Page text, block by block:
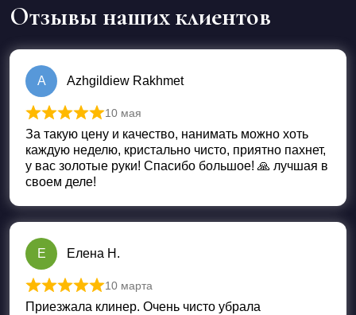
Отзывы наших клиентов
A Azhgildiew Rakhmet
Оценка
10 мая
За такую цену и качество, нанимать можно хоть
каждую неделю, кристально чисто, приятно пахнет,
у вас золотые руки! Спасибо большое! 🙏 лучшая в
своем деле!
Е Елена Н.
Оценка из 5
10 марта
Приезжала клинер. Очень чисто убрала